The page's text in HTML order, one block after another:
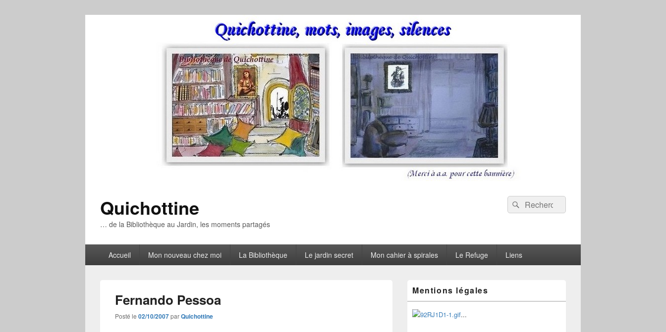
Quichottine
… de la Bibliothèque au Jardin, les moments partagés
Recherche :
Rechercher
principalAccueil Mon nouveau chez moi La Bibliothèque Le jardin secret Mon cahier à spirales Le Refuge Liens
Fernando Pessoa
Posté le 02/10/2007parQuichottine
principale
de
widget
pour
Mentions légales
...